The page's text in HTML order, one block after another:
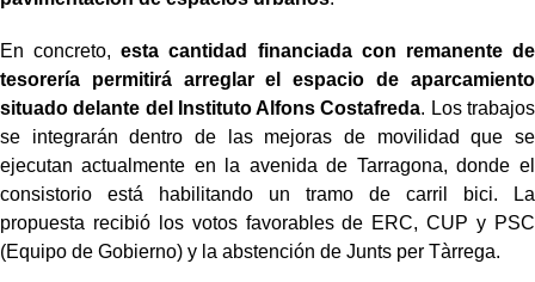
En concreto,esta cantidad financiada con remanente de
tesorería permitirá arreglar el espacio de aparcamiento
situado delante del Instituto Alfons Costafreda. Los trabajos
se integrarán dentro de las mejoras de movilidad que se
ejecutan actualmente en la avenida de Tarragona, donde el
consistorio está habilitando un tramo de carril bici. La
propuesta recibió los votos favorables de ERC, CUP y PSC
(Equipo de Gobierno) y la abstención de Junts per Tàrrega.